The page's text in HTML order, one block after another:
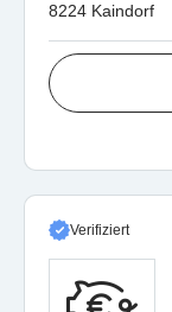
8224 Kaindorf
Verifiziert